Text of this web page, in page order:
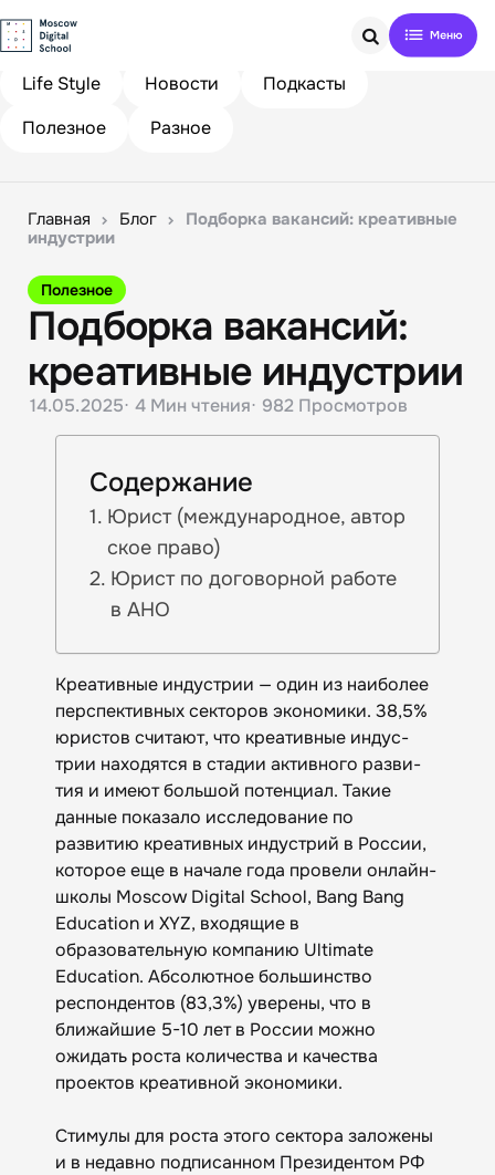
Search
Life Style
Новости
Подкасты
Полезное
Разное
Главная Блог
Подборка вакансий: креативные
индустрии
Полезное
Подборка вакансий:
креативные индустрии
14.05.2025 4 Мин чтения 982 Просмотров
Содержание
Юрист (международное, автор
ское право)
Юрист по договорной работе
в АНО
Креативные индустрии — один из наиболее
перспективных секторов экономики. 38,5%
юрис­тов счи­тают, что креа­тив­ные ин­дус­
трии на­ходят­ся в ста­дии ак­тив­но­го раз­ви­
тия и имеют боль­шой по­тен­циал. Такие
данные показало исследование по
развитию креативных индустрий в России,
которое еще в начале года провели онлайн-
школы Moscow Digital School, Bang Bang
Education и XYZ, входящие в
образовательную компанию Ultimate
Education. Абсолютное большинство
респондентов (83,3%) уверены, что в
ближайшие 5-10 лет в России можно
ожидать роста количества и качества
проектов креативной экономики.
Стимулы для роста этого сектора заложены
и в недавно подписанном Президентом РФ